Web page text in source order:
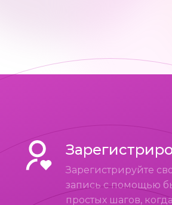
Зарегистрируйте
запись с помощью
простых шагов,